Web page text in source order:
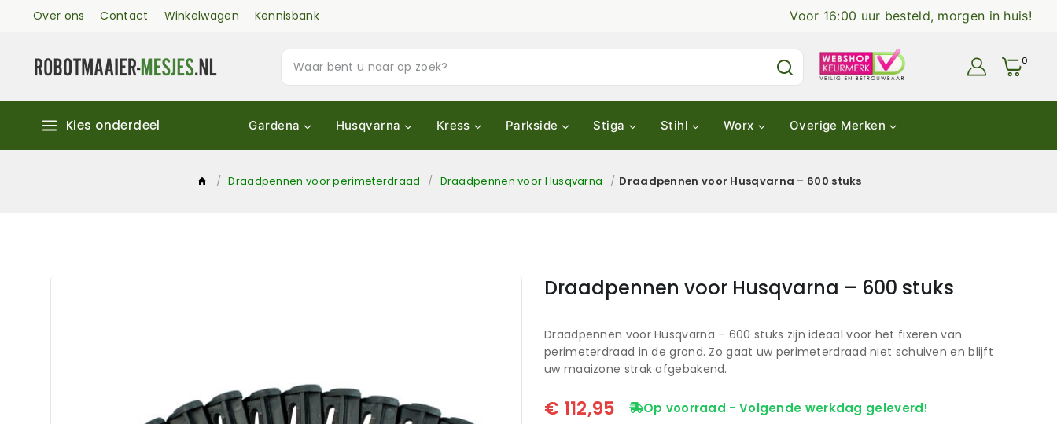
Over ons Contact Winkelwagen Kennisbank Voor 16:00 uur besteld, morgen in huis!
0
Kies onderdeel Gardena Husqvarna Kress Parkside Stiga Stihl Worx Overige Merken
/ Draadpennen voor perimeterdraad / Draadpennen voor Husqvarna / Draadpennen voor Husqvarna – 600 stuks
Draadpennen voor Husqvarna – 600 stuks
Draadpennen voor Husqvarna – 600 stuks zijn ideaal voor het fixeren van
perimeterdraad in de grond. Zo gaat uw perimeterdraad niet schuiven en blijft
uw maaizone strak afgebakend.
€ 112,95 Op voorraad - Volgende werkdag geleverd!